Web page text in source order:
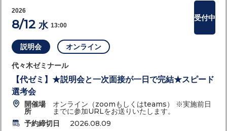
説明会 オンライン
代々木ゼミナール
【代ゼミ】★説明会と一次面接が一日で完結★スピード
選考会
開催場
所
オンライン（zoomもしくはteams） ※実施前日
までに参加URLをお送りいたします。
予約締切日
2026.08.09
2026
8/12 水 13:00
受付中